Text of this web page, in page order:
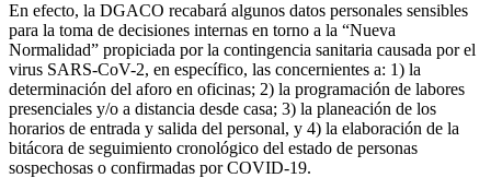
En efecto, la DGACO recabará algunos datos personales sensibles
para la toma de decisiones internas en torno a la “Nueva
Normalidad” propiciada por la contingencia sanitaria causada por el
virus SARS-CoV-2, en específico, las concernientes a: 1) la
determinación del aforo en oficinas; 2) la programación de labores
presenciales y/o a distancia desde casa; 3) la planeación de los
horarios de entrada y salida del personal, y 4) la elaboración de la
bitácora de seguimiento cronológico del estado de personas
sospechosas o confirmadas por COVID-19.